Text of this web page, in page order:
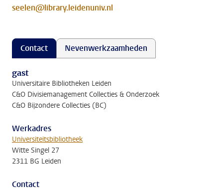
seelen@library.leidenuniv.nl
Contact Nevenwerkzaamheden
gast
Universitaire Bibliotheken Leiden
C&O Divisiemanagement Collecties & Onderzoek
C&O Bijzondere Collecties (BC)
Werkadres
Universiteitsbibliotheek
Witte Singel 27
2311 BG Leiden
Contact